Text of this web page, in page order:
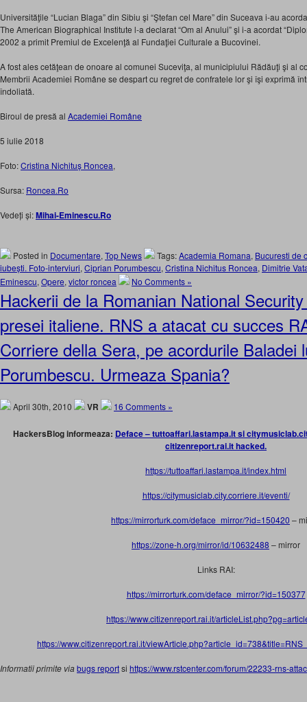
Universităţile “Lucian Blaga” din Sibiu şi “Ştefan cel Mare” din Suceava i-au
The American Biographical Institute l-a declarat “Om al Anului” şi i-a acordat
2002 a primit Premiul de Excelenţă al Fundaţiei Culturale a Bucovinei.
A fost ales cetăţean de onoare al comunei Suceviţa, al municipiului Rădăuţi şi al
Membrii Academiei Române se despart cu regret de confratele lor şi îşi exprimă
îndoliată.
Biroul de presă al Academiei Române
5 iulie 2018
Foto:Cristina Nichituș Roncea,
Sursa: Roncea.Ro
Vedeți și:Mihai-Eminescu.Ro
Posted in Documentare, Top News Tags:Academia Romana, Bucuresti de
iubești. Foto-interviuri, Ciprian Porumbescu, Cristina Nichitus Roncea, Dimitrie
Eminescu, Opere, victor roncea No Comments »
Hackerii de la Romanian National
presei italiene. RNS a atacat cu succes
Corriere della Sera, pe acordurile Baladei
Porumbescu. Urmeaza Spania?
April 30th, 2010 VR 16 Comments »
HackersBlog informeaza: Deface – tuttoaffari.lastampa.it si
citizenreport.rai.it hacked.
https://tuttoaffari.lastampa.it/index.html
https://citymusiclab.city.corriere.it/eventi/
https://mirrorturk.com/deface_mirror/?id=150420 –
https://zone-h.org/mirror/id/10632488 – mirror
Links RAI:
https://mirrorturk.com/deface_mirror/?id=150377
https://www.citizenreport.rai.it/
https://www.citizenreport.rai.it/
Informatii primite viabugs reportsi https://www.rstcenter.com/forum/22233-rns-